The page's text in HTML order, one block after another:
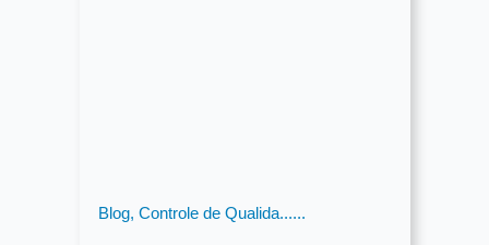
Blog, Controle de Qualida......